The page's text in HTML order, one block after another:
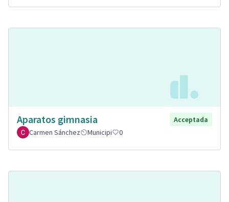
Aparatos gimnasia
Acceptada
Carmen Sánchez
Municipi 0